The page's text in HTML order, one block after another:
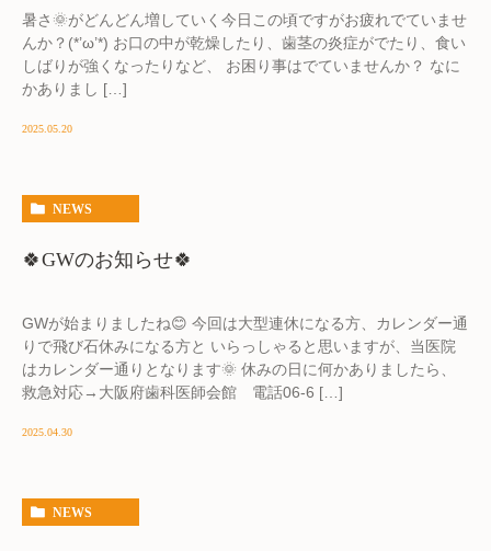
暑さ🌞がどんどん増していく今日この頃ですがお疲れでていませ
んか？(*’ω’*) お口の中が乾燥したり、歯茎の炎症がでたり、食い
しばりが強くなったりなど、 お困り事はでていませんか？ なに
かありまし […]
2025.05.20
NEWS
🍀GWのお知らせ🍀
GWが始まりましたね😊 今回は大型連休になる方、カレンダー通
りで飛び石休みになる方と いらっしゃると思いますが、当医院
はカレンダー通りとなります🌞 休みの日に何かありましたら、
救急対応→大阪府歯科医師会館 電話06-6 […]
2025.04.30
NEWS